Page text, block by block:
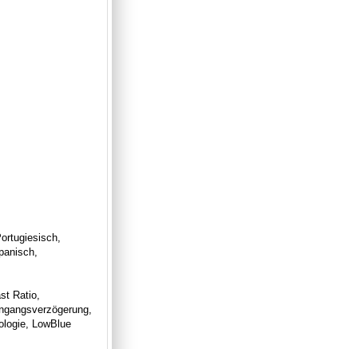
Ratio,
LowBlue